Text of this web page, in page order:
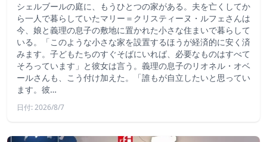
シェルブールの庭に、もうひとつの家がある。夫を亡くしてか
ら一人で暮らしていたマリー＝クリスティーヌ・ルフェさんは
今、娘と義理の息子の敷地に置かれた小さな住まいで暮らして
いる。「このような小さな家を設置するほうが経済的に安く済
みます。子どもたちのすぐそばにいれば、必要なものはすべて
そろっています」と彼女は言う。義理の息子のリオネル・オベ
ールさんも、こう付け加えた。「誰もが自立したいと思ってい
ます。彼…
日付: 2026/8/7